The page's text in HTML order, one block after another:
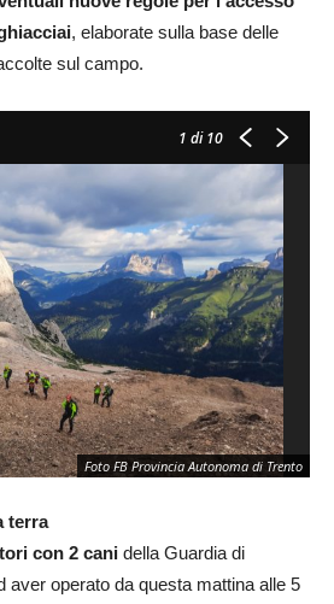
, elaborate sulla base delle
sul campo.
1 di 10
Foto FB Provincia Autonoma di Trento
terra
con 2 cani della Guardia di
aver operato da questa mattina alle 5